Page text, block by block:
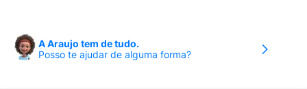
A Araujo tem de tudo.
Posso te ajudar de alguma forma?